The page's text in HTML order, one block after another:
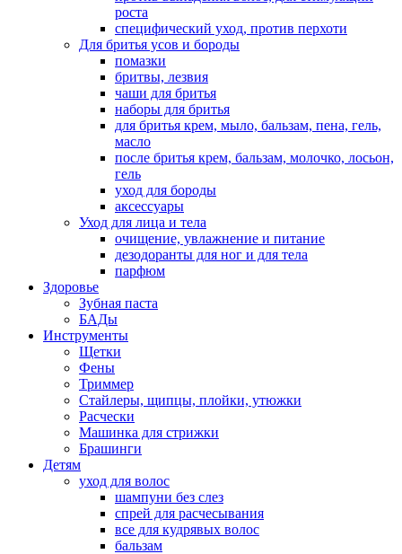
роста
специфический уход, против перхоти
Для бритья усов и бороды
помазки
бритвы, лезвия
чаши для бритья
наборы для бритья
для бритья крем, мыло, бальзам, пена, гель,
масло
после бритья крем, бальзам, молочко, лосьон,
гель
уход для бороды
аксессуары
Уход для лица и тела
очищение, увлажнение и питание
дезодоранты для ног и для тела
парфюм
Здоровье
Зубная паста
БАДы
Инструменты
Щетки
Фены
Триммер
Стайлеры, щипцы, плойки, утюжки
Расчески
Машинка для стрижки
Брашинги
Детям
уход для волос
шампуни без слез
спрей для расчесывания
все для кудрявых волос
бальзам